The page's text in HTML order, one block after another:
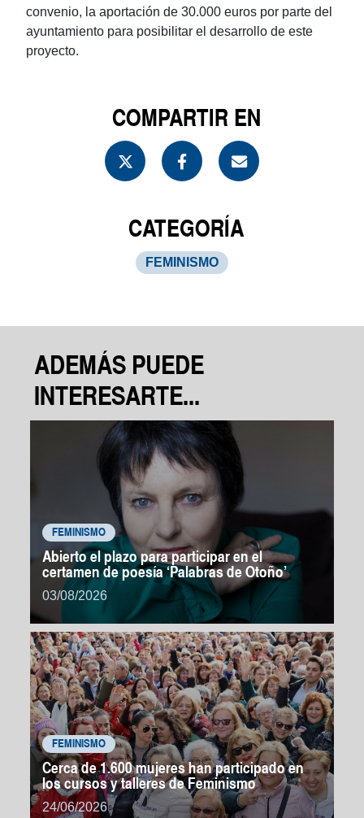
convenio, la aportación de 30.000 euros por parte del
ayuntamiento para posibilitar el desarrollo de este
proyecto.
COMPARTIR EN
CATEGORÍA
FEMINISMO
ADEMÁS PUEDE
INTERESARTE...
FEMINISMO
Abierto el plazo para participar en el
certamen de poesía ‘Palabras de Otoño’
03/08/2026
FEMINISMO
Cerca de 1.600 mujeres han participado en
los cursos y talleres de Feminismo
24/06/2026